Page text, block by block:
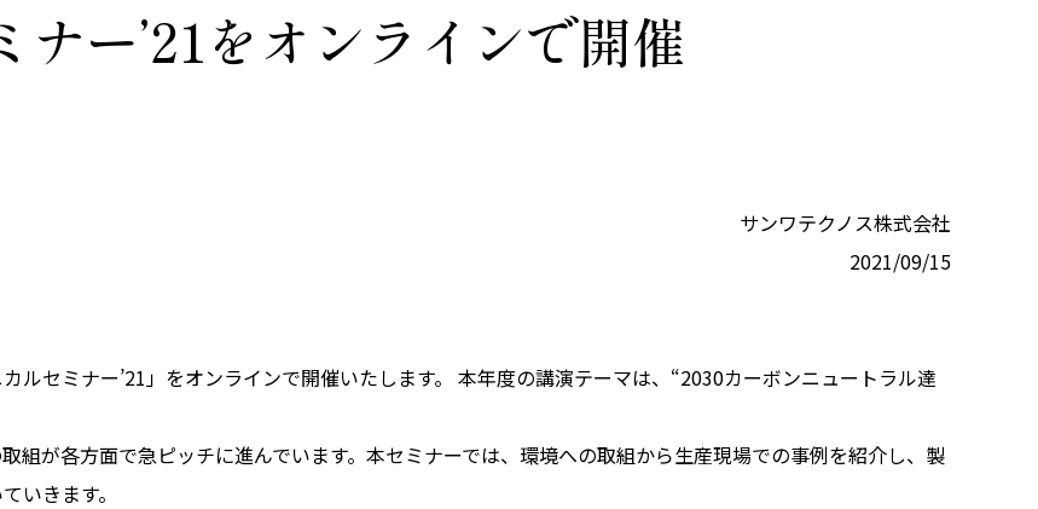
ー’21をオンラインで開催
サンワテクノス株式会社
2021/09/15
ルセミナー’21」をオンラインで開催いたします。 本年度の講演テーマは、“2030カーボンニュートラル達
組が各方面で急ピッチに進んでいます。本セミナーでは、環境への取組から生産現場での事例を紹介し、製
いきます。